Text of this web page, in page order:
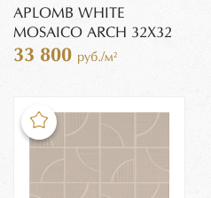
APLOMB WHITE
MOSAICO ARCH 32X32
33 800 руб./м²